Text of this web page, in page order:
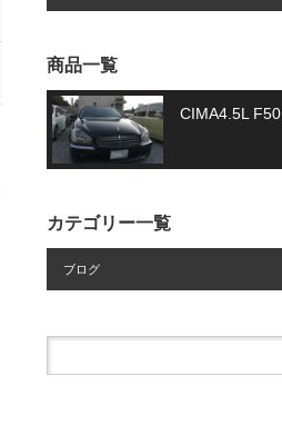
商品一覧
CIMA4.5L F50
カテゴリー一覧
ブログ